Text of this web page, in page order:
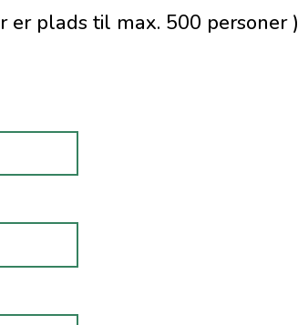
er plads til max. 500 personer )